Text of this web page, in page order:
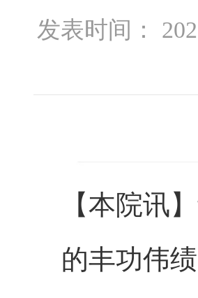
发表时间
【本院讯
的丰功伟